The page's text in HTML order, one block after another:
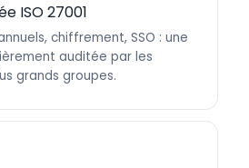
ISO 27001
chiffrement, SSO : une
auditée par les
grands groupes.